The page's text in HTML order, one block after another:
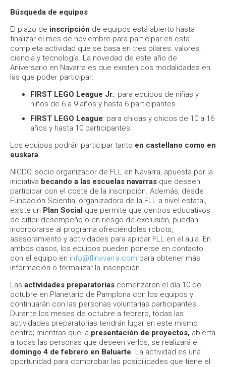
Búsqueda de equipos
El plazo de inscripción de equipos está abierto hasta
finalizar el mes de noviembre para participar en esta
completa actividad que se basa en tres pilares: valores,
ciencia y tecnología. La novedad de este año de
Aniversario en Navarra es que existen dos modalidades en
las que poder participar:
FIRST LEGO League Jr.: para equipos de niñas y
niños de 6 a 9 años y hasta 6 participantes.
FIRST LEGO League: para chicas y chicos de 10 a 16
años y hasta 10 participantes.
Los equipos podrán participar tanto en castellano como en
euskara.
NICDO, socio organizador de FLL en Navarra, apuesta por la
iniciativa becando a las escuelas navarras que deseen
participar con el coste de la inscripción. Además, desde
Fundación Scientia, organizadora de la FLL a nivel estatal,
existe un Plan Social que permite que centros educativos
de difícil desempeño o en riesgo de exclusión, puedan
incorporarse al programa ofreciéndoles robots,
asesoramiento y actividades para aplicar FLL en el aula. En
ambos casos, los equipos pueden ponerse en contacto
con el equipo en info@fllnavarra.com para obtener más
información o formalizar la inscripción.
Las actividades preparatorias comenzaron el día 10 de
octubre en Planetario de Pamplona con los equipos y
continuarán con las personas voluntarias participantes.
Durante los meses de octubre a febrero, todas las
actividades preparatorias tendrán lugar en este mismo
centro; mientras que la presentación de proyectos, abierta
a todas las personas que deseen verlos, se realizará el
domingo 4 de febrero en Baluarte. La actividad es una
oportunidad para comprobar las posibilidades que tiene el